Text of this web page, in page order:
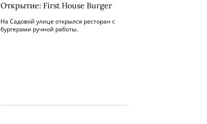
Открытие: First House Burger
На Садовой улице открылся ресторан с
бургерами ручной работы.